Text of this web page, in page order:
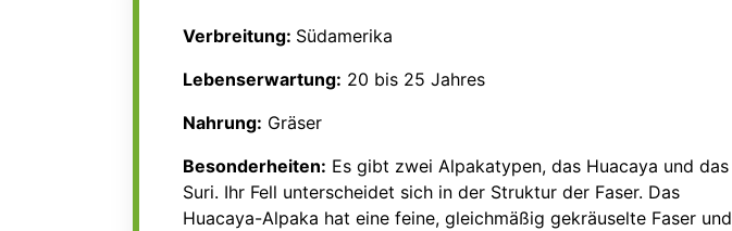
Verbreitung: Südamerika
Lebenserwartung: 20 bis 25 Jahres
Nahrung: Gräser
Besonderheiten: Es gibt zwei Alpakatypen, das Huacaya und das
Suri. Ihr Fell unterscheidet sich in der Struktur der Faser. Das
Huacaya-Alpaka hat eine feine, gleichmäßig gekräuselte Faser und